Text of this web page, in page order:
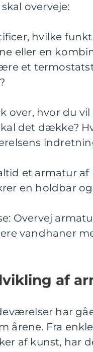
overveje:
hvilke
eller en
et
over, hvor du
det dække?
et armatur
en holdbar
Overvej
vandhaner
af
har
årene. Fra
af kunst, har